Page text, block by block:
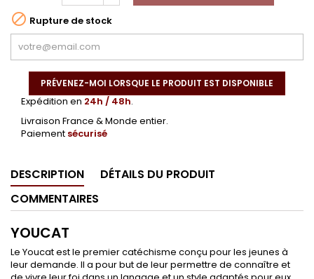
 Rupture de stock
PRÉVENEZ-MOI LORSQUE LE PRODUIT EST DISPONIBLE
Expédition en 24h / 48h.
Livraison France & Monde entier.
Paiement sécurisé
DESCRIPTION
DÉTAILS DU PRODUIT
COMMENTAIRES
YOUCAT
Le Youcat est le premier catéchisme conçu pour les jeunes à
leur demande. Il a pour but de leur permettre de connaître et